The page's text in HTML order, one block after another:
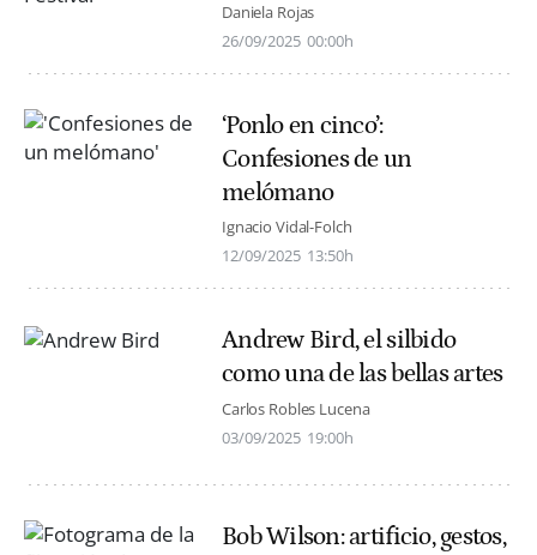
Daniela Rojas
26/09/2025 00:00h
‘Ponlo en cinco’:
Confesiones de un
melómano
Ignacio Vidal-Folch
12/09/2025 13:50h
Andrew Bird, el silbido
como una de las bellas artes
Carlos Robles Lucena
03/09/2025 19:00h
Bob Wilson: artificio, gestos,